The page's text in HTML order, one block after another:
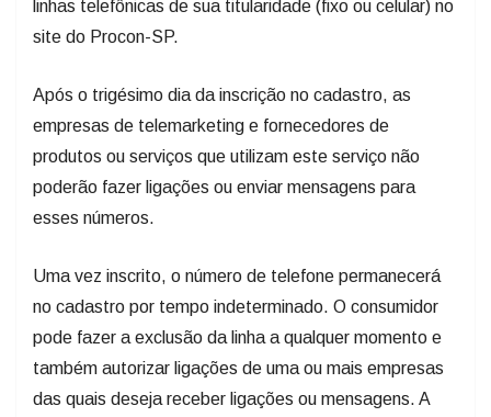
linhas telefônicas de sua titularidade (fixo ou celular) no
site do Procon-SP.
Após o trigésimo dia da inscrição no cadastro, as
empresas de telemarketing e fornecedores de
produtos ou serviços que utilizam este serviço não
poderão fazer ligações ou enviar mensagens para
esses números.
Uma vez inscrito, o número de telefone permanecerá
no cadastro por tempo indeterminado. O consumidor
pode fazer a exclusão da linha a qualquer momento e
também autorizar ligações de uma ou mais empresas
das quais deseja receber ligações ou mensagens. A